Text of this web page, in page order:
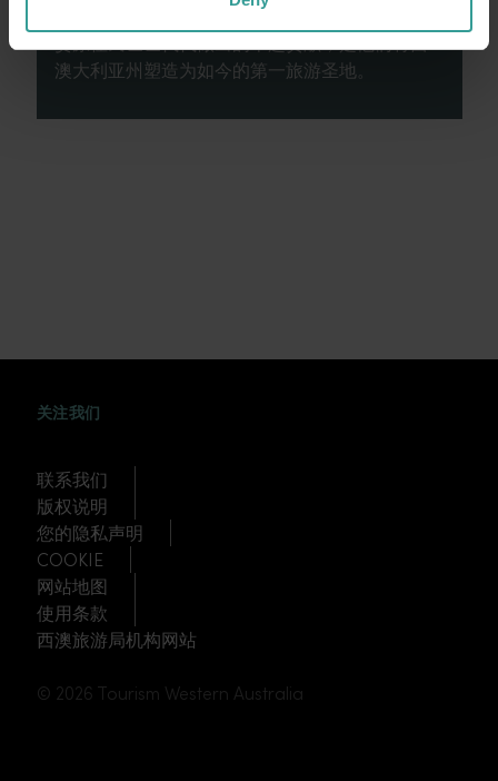
与土地、文化和社区的持续联系。我们认可并赞
赏原住民世世代代做出的卓越贡献，是他们将西
澳大利亚州塑造为如今的第一旅游圣地。
关注我们
联系我们
版权说明
您的隐私声明
COOKIE
网站地图
使用条款
西澳旅游局机构网站
© 2026 Tourism Western Australia